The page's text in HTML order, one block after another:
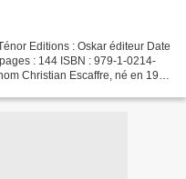
Editions : Oskar éditeur Date
: 144 ISBN : 979-1-0214-
Christian Escaffre, né en 1959